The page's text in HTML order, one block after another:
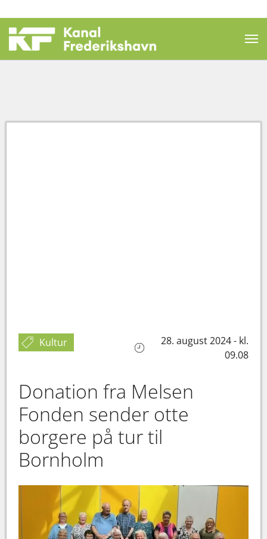
Kultur
28. august 2024 - kl.
09.08
Donation fra Melsen
Fonden sender otte
borgere på tur til
Bornholm